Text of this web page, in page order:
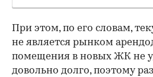
При этом, по его словам,
не является рынком
помещения в новых ЖК не
довольно долго, поэтому